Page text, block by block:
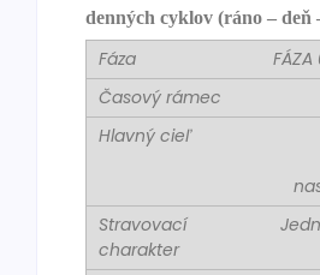
denných cyklov (ráno – deň